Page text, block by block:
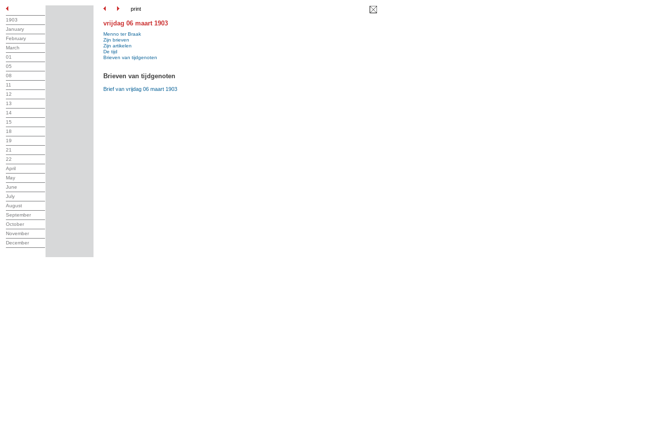
print
1903
January
February
March
01
05
08
11
12
13
14
15
18
19
21
22
April
May
June
July
August
September
October
November
December
vrijdag 06 maart 1903
Menno ter Braak
Zijn brieven
Zijn artikelen
De tijd
Brieven van tijdgenoten
Brieven van tijdgenoten
Brief van vrijdag 06 maart 1903